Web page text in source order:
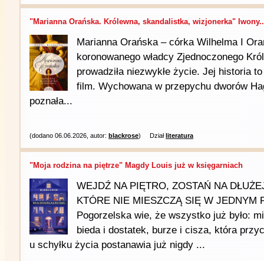
"Marianna Orańska. Królewna, skandalistka, wizjonerka"
Marianna Orańska – córka Wilhelma I
koronowanego władcy Zjednoczonego
prowadziła niezwykłe życie. Jej historia
film. Wychowana w przepychu dworów
poznała...
(dodano 06.06.2026, autor: blackrose) Działliteratura
"Moja rodzina na piętrze" Magdy Louis już w księgarniach
WEJDŹ NA PIĘTRO, ZOSTAŃ NA
KTÓRE NIE MIESZCZĄ SIĘ W JEDNYM
Pogorzelska wie, że wszystko już było:
bieda i dostatek, burze i cisza, która
u schyłku życia postanawia już nigdy ...